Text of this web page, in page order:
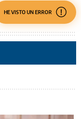
HE VISTO UN ERROR